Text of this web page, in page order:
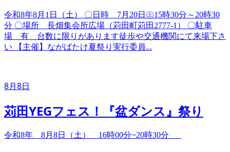
令和8年8月1日（土） ​〇日時 7月20日㊏15時30分～20時30
分 〇場所 長畑集会所広場（苅田町苅田2777-1） 〇駐車
場 有 台数に限りがあります徒歩や交通機関にて来場下さ
い 【主催】ながばたけ夏祭り実行委員...
8月8日
苅田YEGフェス！『盆ダンス』祭り
令和8年 8月8日（土） 16時00分~20時30分